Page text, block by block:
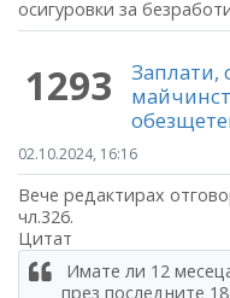
осигуровки за
1293
Заплати,
02.10.2024, 16:16
Вече редактирах
чл.326.
Цитат
Имате ли 12
през последните